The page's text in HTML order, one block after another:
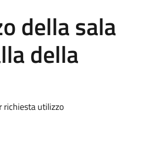
della sala
della
richiesta utilizzo